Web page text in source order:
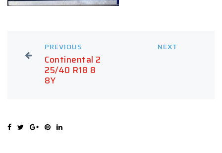
PREVIOUS
Continental 2
25/40 R18 8
8Y
NEXT